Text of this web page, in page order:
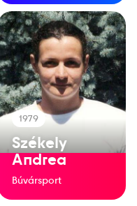
1979
Székely
Andrea
Búvársport